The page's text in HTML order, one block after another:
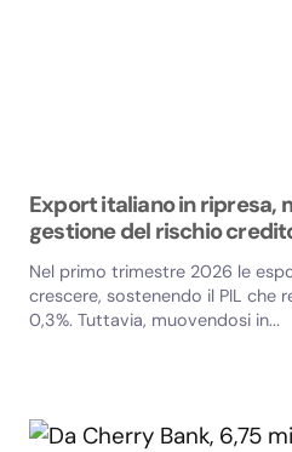
Export italiano in ripresa,
gestione del rischio
Nel primo trimestre 2026 le
crescere, sostenendo il PIL che
0,3%. Tuttavia, muovendosi in...